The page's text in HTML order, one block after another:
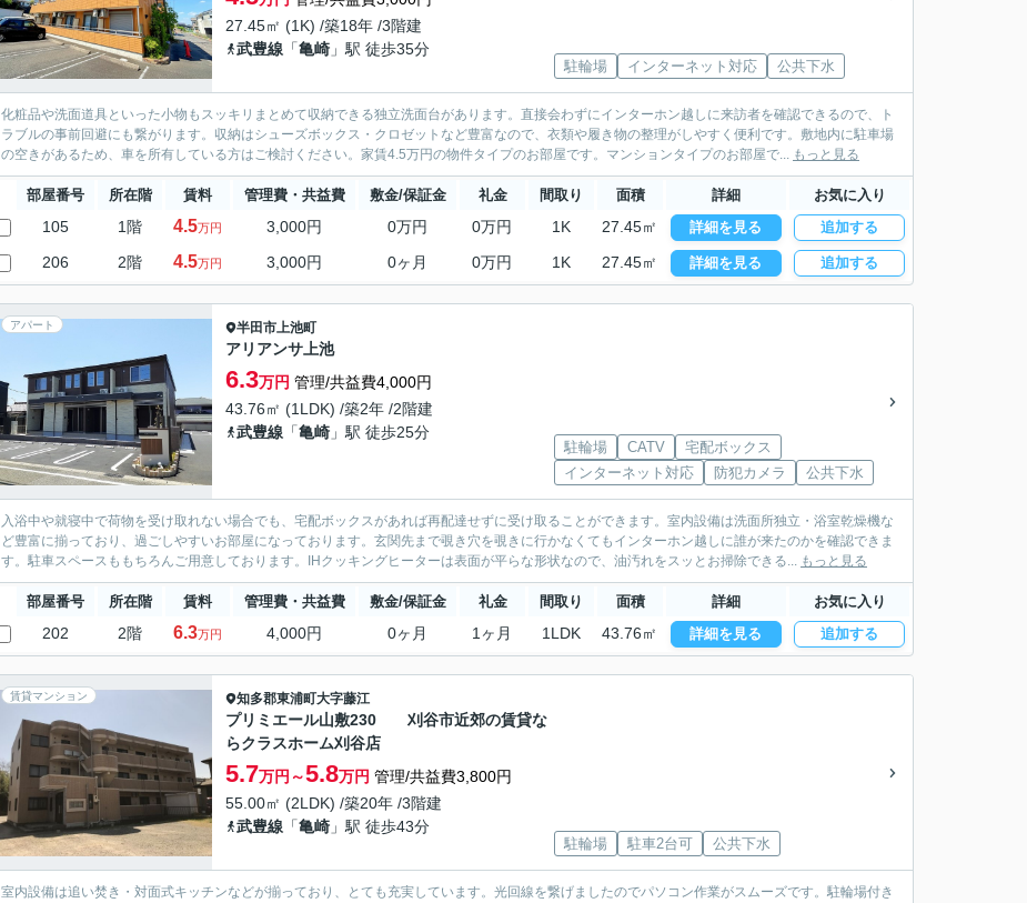
27.45㎡ (1K) /築18年 /3階建
武豊線 「亀崎 」駅 徒歩35分
駐輪場 インターネット対応 公共下水
化粧品や洗面道具といった小物もスッキリまとめて収納できる独立洗面台があります。直接会わずにインターホン越しに来訪者を確認できるので、ト
ラブルの事前回避にも繋がります。収納はシューズボックス・クロゼットなど豊富なので、衣類や履き物の整理がしやすく便利です。敷地内に駐車場
の空きがあるため、車を所有している方はご検討ください。家賃4.5万円の物件タイプのお部屋です。マンションタイプのお部屋で... もっと見る
部屋番号 所在階 賃料 管理費・共益費 敷金/保証金 礼金 間取り 面積 詳細 お気に入り
105 1階 4.5万円 3,000円 0万円 0万円 1K 27.45㎡ 詳細を見る 追加する
206 2階 4.5万円 3,000円 0ヶ月 0万円 1K 27.45㎡ 詳細を見る 追加する
アパート 半田市上池町
アリアンサ上池
6.3万円 管理/共益費4,000円
43.76㎡ (1LDK) /築2年 /2階建
武豊線 「亀崎 」駅 徒歩25分
駐輪場 CATV
宅配ボックス
インターネット対応
防犯カメラ 公共下水
入浴中や就寝中で荷物を受け取れない場合でも、宅配ボックスがあれば再配達せずに受け取ることができます。室内設備は洗面所独立・浴室乾燥機な
ど豊富に揃っており、過ごしやすいお部屋になっております。玄関先まで覗き穴を覗きに行かなくてもインターホン越しに誰が来たのかを確認できま
す。駐車スペースももちろんご用意しております。IHクッキングヒーターは表面が平らな形状なので、油汚れをスッとお掃除できる... もっと見る
部屋番号 所在階 賃料 管理費・共益費 敷金/保証金 礼金 間取り 面積 詳細 お気に入り
202 2階 6.3万円 4,000円 0ヶ月 1ヶ月 1LDK 43.76㎡ 詳細を見る 追加する
賃貸マンション 知多郡東浦町大字藤江
プリミエール山敷230 刈谷市近郊の賃貸な
らクラスホーム刈谷店
5.7万円～5.8万円 管理/共益費3,800円
55.00㎡ (2LDK) /築20年 /3階建
武豊線 「亀崎 」駅 徒歩43分
駐輪場 駐車2台可 公共下水
室内設備は追い焚き・対面式キッチンなどが揃っており、とても充実しています。光回線を繋げましたのでパソコン作業がスムーズです。駐輪場付き